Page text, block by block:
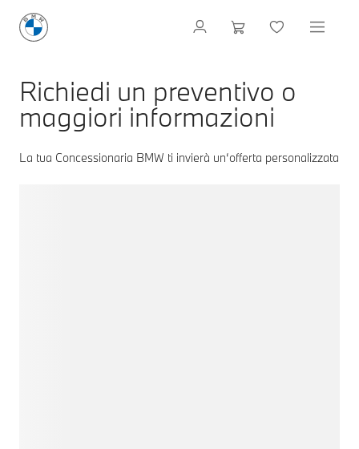
Richiedi un preventivo o
maggiori informazioni
La tua Concessionaria BMW ti invierà un‘offerta personalizzata